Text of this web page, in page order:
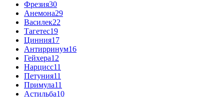
Фрезия30
Анемона29
Василек22
Тагетес19
Цинния17
Антирринум16
Гейхера12
Нарцисс11
Петуния11
Примула11
Астильба10